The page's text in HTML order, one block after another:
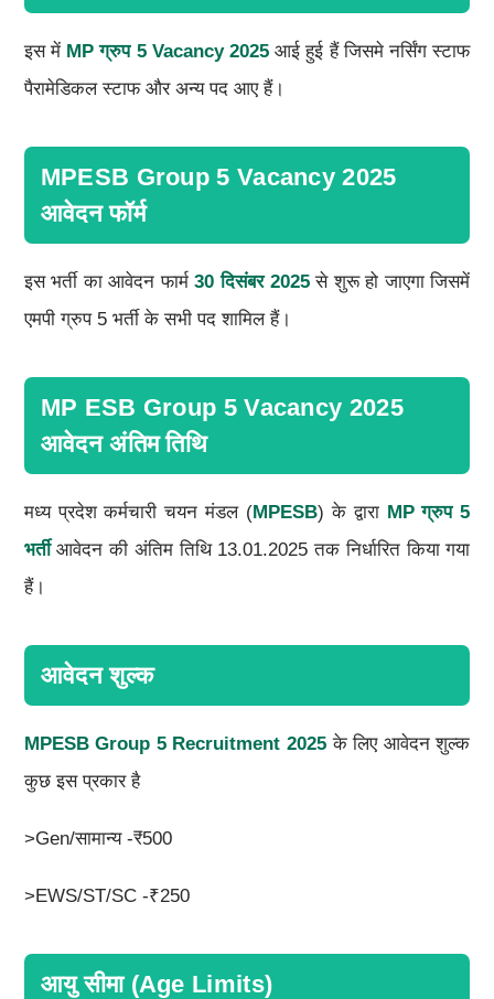
इस में MP ग्रुप 5 Vacancy 2025 आई हुई हैं जिसमे नर्सिंग स्टाफ
पैरामेडिकल स्टाफ और अन्य पद आए हैं।
MPESB Group 5 Vacancy 2025
आवेदन फॉर्म
इस भर्ती का आवेदन फार्म30 दिसंबर 2025से शुरू हो जाएगा जिसमें
एमपी ग्रुप 5 भर्ती के सभी पद शामिल हैं।
MP ESB Group 5 Vacancy 2025
आवेदन अंतिम तिथि
मध्य प्रदेश कर्मचारी चयन मंडल (MPESB) के द्वारा MP ग्रुप 5
भर्तीआवेदन की अंतिम तिथि 13.01.2025 तक निर्धारित किया गया
हैं।
आवेदन शुल्क
MPESB Group 5 Recruitment 2025 के लिए आवेदन शुल्क
कुछ इस प्रकार है
>Gen/सामान्य -₹500
>EWS/ST/SC -₹250
आयु सीमा (Age Limits)